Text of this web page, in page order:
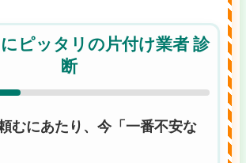
ピッタリの片付け業者 診
断
むにあたり、今「一番不安な